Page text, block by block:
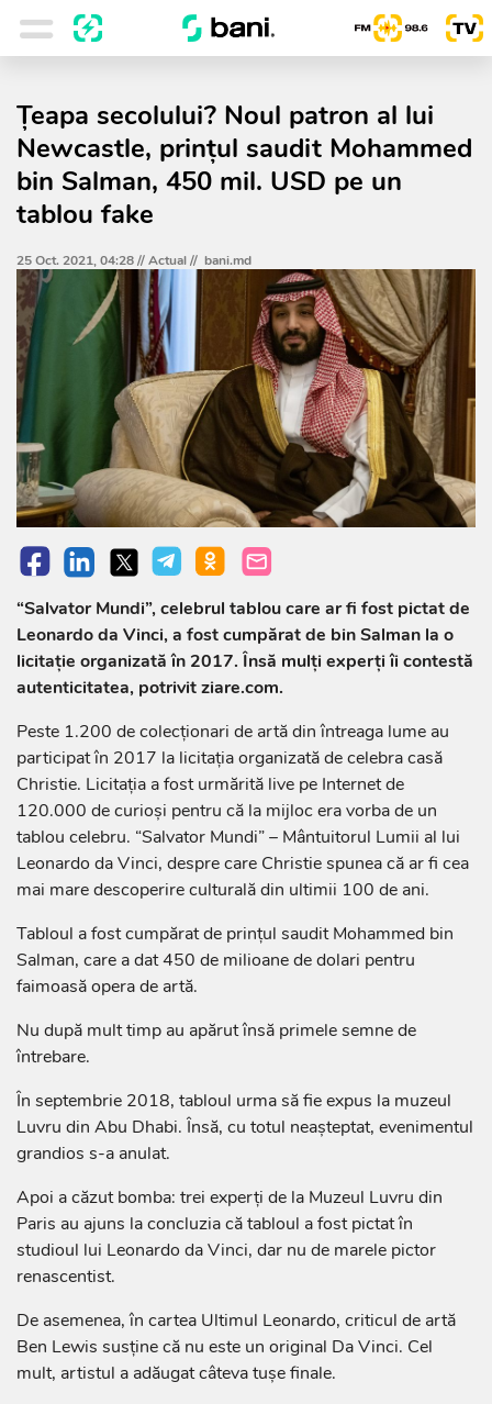
Țeapa secolului? Noul patron al lui
Newcastle, prințul saudit Mohammed
bin Salman, 450 mil. USD pe un
tablou fake
25 Oct. 2021, 04:28 //Actual// bani.md
“Salvator Mundi”, celebrul tablou care ar fi fost pictat de
Leonardo da Vinci, a fost cumpărat de bin Salman la o
licitație organizată în 2017. Însă mulți experți îi contestă
autenticitatea, potrivit ziare.com.
Peste 1.200 de colecționari de artă din întreaga lume au
participat în 2017 la licitația organizată de celebra casă
Christie. Licitația a fost urmărită live pe Internet de
120.000 de curioși pentru că la mijloc era vorba de un
tablou celebru. “Salvator Mundi” – Mântuitorul Lumii al lui
Leonardo da Vinci, despre care Christie spunea că ar fi cea
mai mare descoperire culturală din ultimii 100 de ani.
Tabloul a fost cumpărat de prințul saudit Mohammed bin
Salman, care a dat 450 de milioane de dolari pentru
faimoasă opera de artă.
Nu după mult timp au apărut însă primele semne de
întrebare.
În septembrie 2018, tabloul urma să fie expus la muzeul
Luvru din Abu Dhabi. Însă, cu totul neașteptat, evenimentul
grandios s-a anulat.
Apoi a căzut bomba: trei experți de la Muzeul Luvru din
Paris au ajuns la concluzia că tabloul a fost pictat în
studioul lui Leonardo da Vinci, dar nu de marele pictor
renascentist.
De asemenea, în cartea Ultimul Leonardo, criticul de artă
Ben Lewis susține că nu este un original Da Vinci. Cel
mult, artistul a adăugat câteva tușe finale.